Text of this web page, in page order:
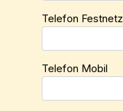
Telefon Festnetz
Telefon Mobil